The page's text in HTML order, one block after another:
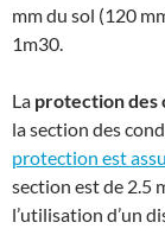
mm du sol (120
1m30.
La protection des
la section des
protection est
section est de 2.5
l’utilisation d’un